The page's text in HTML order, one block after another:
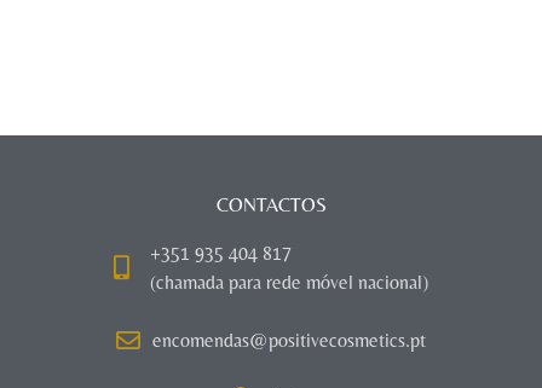
CONTACTOS
+351 935 404 817
(chamada para rede móvel nacional)
encomendas@positivecosmetics.pt